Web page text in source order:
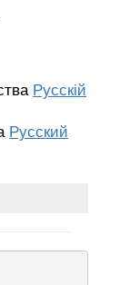
Русскiй
Русский